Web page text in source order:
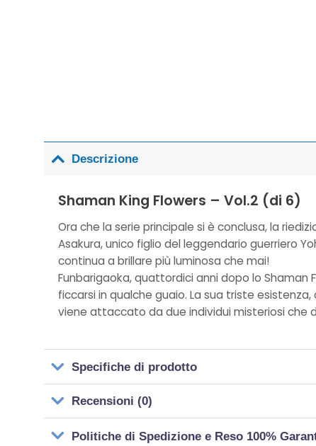
Descrizione
Shaman King Flowers – Vol.2 (di 6)
Ora che la serie principale si è conclusa, la
Asakura, unico figlio del leggendario guerriero
continua a brillare più luminosa che mai!
Funbarigaoka, quattordici anni dopo lo
ficcarsi in qualche guaio. La sua triste
viene attaccato da due individui misteriosi che
Specifiche di prodotto
Recensioni (0)
Politiche di Spedizione e Reso 100%